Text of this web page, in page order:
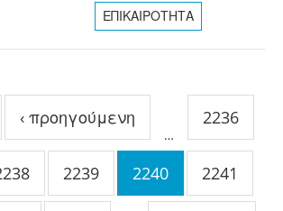
ΕΠΙΚΑΙΡΟΤΗΤΑ
‹ προηγούμενη
…
2236
2239 2240 2241